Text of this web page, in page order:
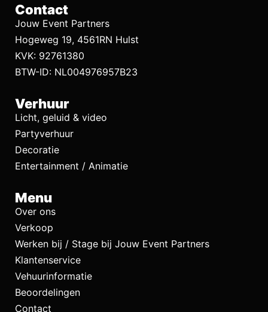
Contact
Jouw Event Partners
Hogeweg 19, 4561RN Hulst
KVK: 92761380
BTW-ID: NL004976957B23
Verhuur
Licht, geluid & video
Partyverhuur
Decoratie
Entertainment / Animatie
Menu
Over ons
Verkoop
Werken bij / Stage bij Jouw Event Partners
Klantenservice
Vehuurinformatie
Beoordelingen
Contact